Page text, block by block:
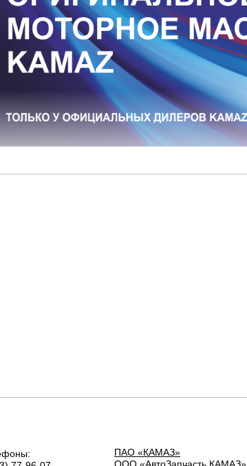
ПАО «КАМАЗ»